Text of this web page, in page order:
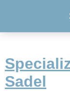
Sadel